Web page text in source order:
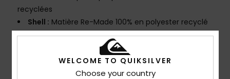
recyclées
Shell : Matière Re-Made 100% en polyester recyclé
Isolation thermique :100 % polyester recyclé
Traitement déperlant éco-responsable sans PFC
CARACTÉRISTIQUES
Coutures renforcées aux endroits critiques
WELCOME TO QUIKSILVER
Choose your country